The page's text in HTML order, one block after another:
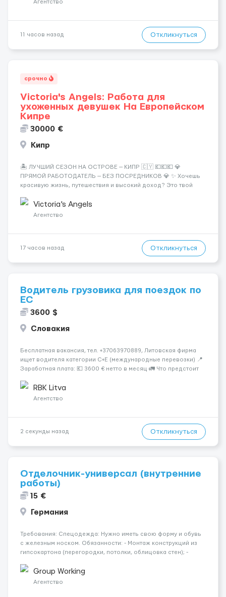
Агентство
11 часов назад Откликнуться
срочно
Victoria's Angels: Работа для
ухоженных девушек На Европейском
Кипре
30000 €
Кипр
🏝️ ЛУЧШИЙ СЕЗОН НА ОСТРОВЕ — КИПР 🇨🇾 💶💶💶 💎
ПРЯМОЙ РАБОТОДАТЕЛЬ — БЕЗ ПОСРЕДНИКОВ 💎 ✨ Хочешь
красивую жизнь, путешествия и высокий доход? Это твой
Опытная команда с годами практики — Стабильный поток
клиентов (без ...
Victoria's Angels
Агентство
17 часов назад Откликнуться
Водитель грузовика для поездок по
ЕС
3600 $
Словакия
Бесплатная вакансия, тел. +37063970889, Литовская фирма
ищет водителя категории C+E (международные перевозки) 📍
Заработная плата: 💶 3600 € нетто в месяц 🚛 Что предстоит
рефрижераторах. В среднем 400–500 км в день. Погрузки и
разгрузки...
RBK Litva
Агентство
2 секунды назад Откликнуться
Отделочник-универсал (внутренние
работы)
15 €
Германия
Требования: Спецодежда: Нужно иметь свою форму и обувь
с железным носком. Обязанности: - Монтаж конструкций из
гипсокартона (перегородки, потолки, облицовка стен); -
малярных работ (шпатлевка, грунтовка, покраска); -
Штукатурные работы ...
Group Working
Агентство